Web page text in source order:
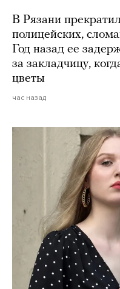
В Рязани
полицейских,
Год назад ее
за закладчицу,
цветы
час назад